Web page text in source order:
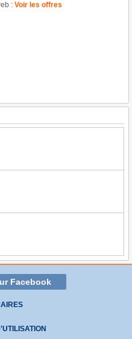
: Voir les offres
Facebook